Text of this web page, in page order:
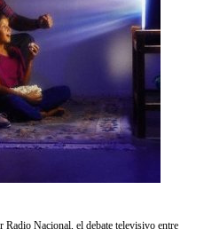
Nacional, el debate televisivo entre